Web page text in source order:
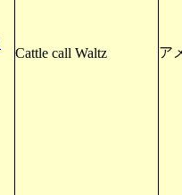
Cattle call Waltz ア